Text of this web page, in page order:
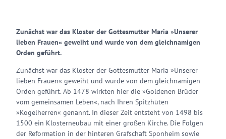
Zunächst war das Kloster der Gottesmutter Maria »Unserer
lieben Frauen« geweiht und wurde von dem gleichnamigen
Orden geführt.
Zunächst war das Kloster der Gottesmutter Maria »Unserer
lieben Frauen« geweiht und wurde von dem gleichnamigen
Orden geführt. Ab 1478 wirkten hier die »Goldenen Brüder
vom gemeinsamen Leben«, nach Ihren Spitzhüten
»Kogelherren« genannt. In dieser Zeit entsteht von 1498 bis
1500 ein Klosterneubau mit einer großen Kirche. Die Folgen
der Reformation in der hinteren Grafschaft Sponheim sowie